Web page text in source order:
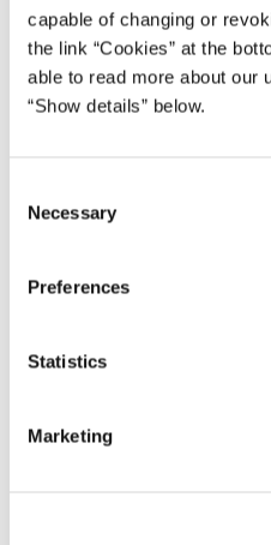
capable of changing or
the link “Cookies” at the
able to read more about our
“Show details” below.
Necessary
Preferences
Statistics
Marketing
Demonstrationsprogram
Demonstrationsprogram
og Fødevaresystemer